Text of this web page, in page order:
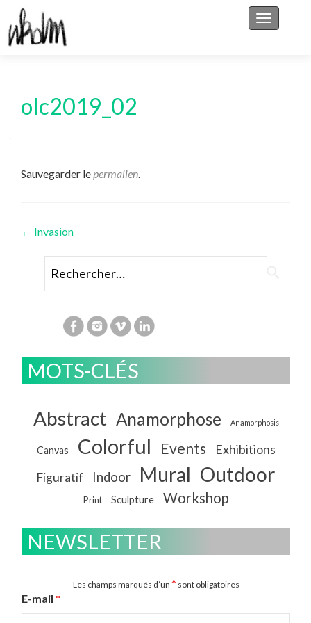
Afficher/
olc2019_02
Sauvegarder lepermalien.
Navigation
des
articles
← Invasion
MOTS-CLÉS
Abstract Anamorphose Anamorphosis
Canvas Colorful Events Exhibitions
Figuratif Indoor Mural Outdoor
Print Sculpture Workshop
NEWSLETTER
Les champs marqués d’un * sont obligatoires
E-mail *